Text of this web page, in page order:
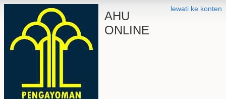
lewati ke konten
AHU
ONLINE